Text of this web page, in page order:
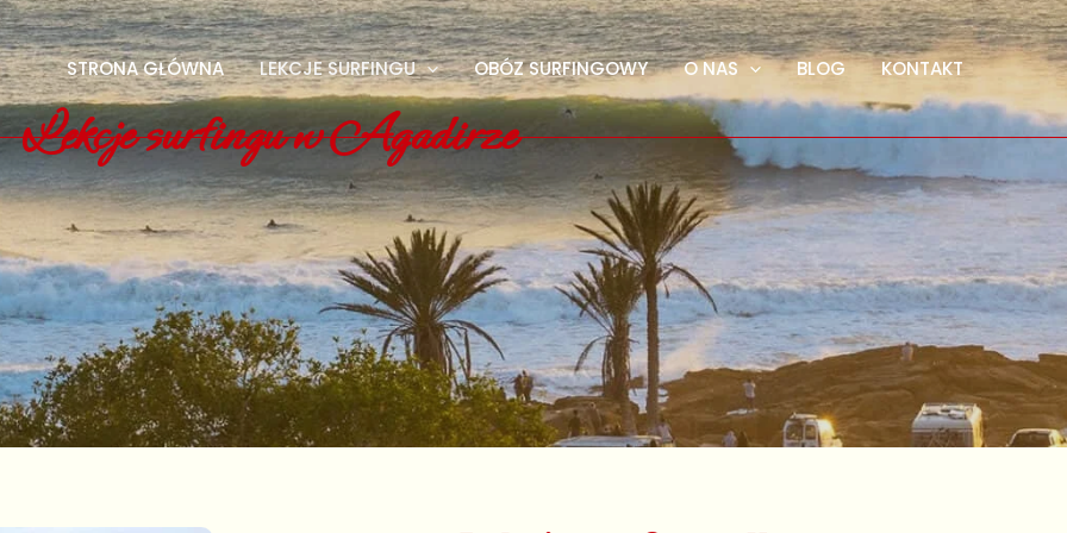
STRONA GŁÓWNA LEKCJE SURFINGU OBÓZ SURFINGOWY O NAS BLOG KONTAKT
Lekcje surfingu w Agadirze